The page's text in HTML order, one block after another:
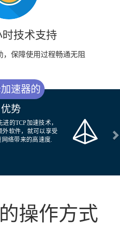
技术支持
，保障使用过程畅通无阻
速器的
优势
的TCP加速技术，
外软件，就可以享受
络带来的高速度.
操作方式